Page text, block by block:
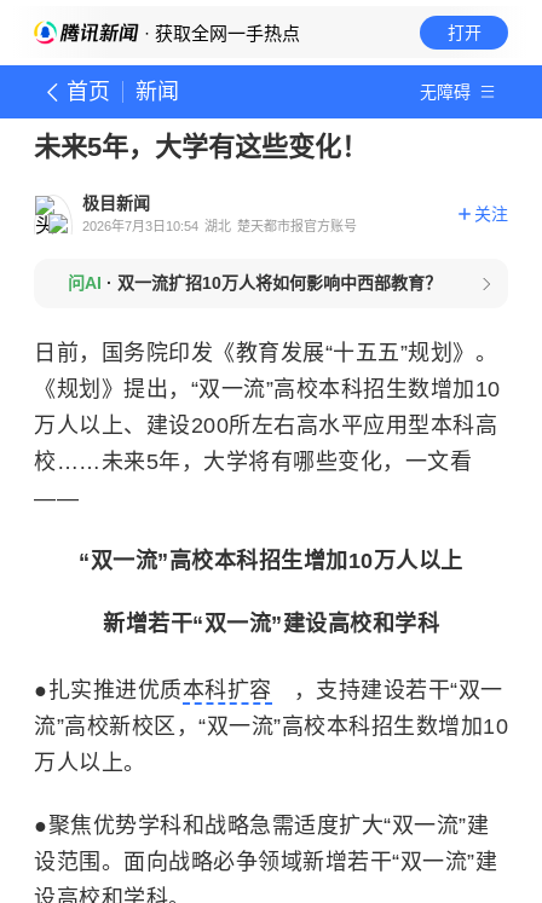
· 获取全网一手热点 打开
首页 新闻 无障碍
未来5年，大学有这些变化！
极目新闻
2026年7月3日10:54 湖北 楚天都市报官方账号
关注
问AI · 双一流扩招10万人将如何影响中西部教育？
日前，国务院印发《教育发展“十五五”规划》。
《规划》提出，“双一流”高校本科招生数增加10
万人以上、建设200所左右高水平应用型本科高
校……未来5年，大学将有哪些变化，一文看
——
“双一流”高校本科招生增加10万人以上
新增若干“双一流”建设高校和学科
●扎实推进优质本科扩容
，支持建设若干“双一
流”高校新校区，“双一流”高校本科招生数增加10
万人以上。
●聚焦优势学科和战略急需适度扩大“双一流”建
设范围。面向战略必争领域新增若干“双一流”建
设高校和学科。